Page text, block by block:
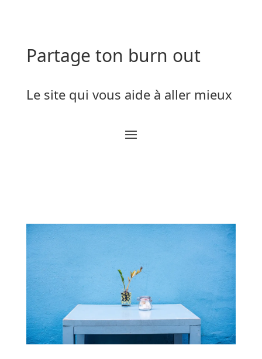
Partage ton burn out
Le site qui vous aide à aller mieux